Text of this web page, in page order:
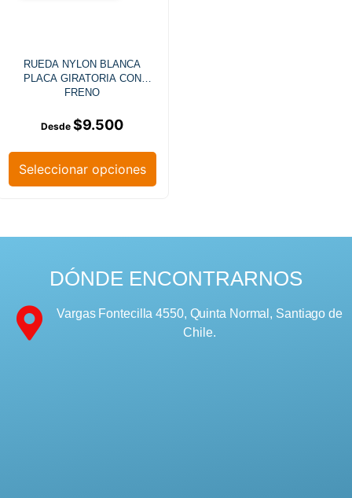
RUEDA NYLON BLANCA
PLACA GIRATORIA CON
FRENO
$9.500
Seleccionar opciones
DÓNDE ENCONTRARNOS
Vargas Fontecilla 4550, Quinta Normal, Santiago de
Chile.